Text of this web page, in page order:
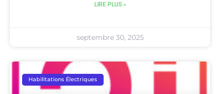
LIRE PLUS »
septembre 30, 2025
Habilitations Électriques